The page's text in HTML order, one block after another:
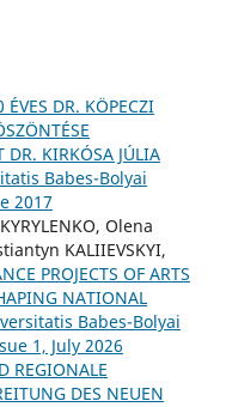
DR. KÖPECZI
DR. KIRKÓSA JÚLIA
Babes-Bolyai
2017
Olena
KALIIEVSKYI,
PROJECTS OF ARTS
NATIONAL
Babes-Bolyai
1, July 2026
REGIONALE
DES NEUEN